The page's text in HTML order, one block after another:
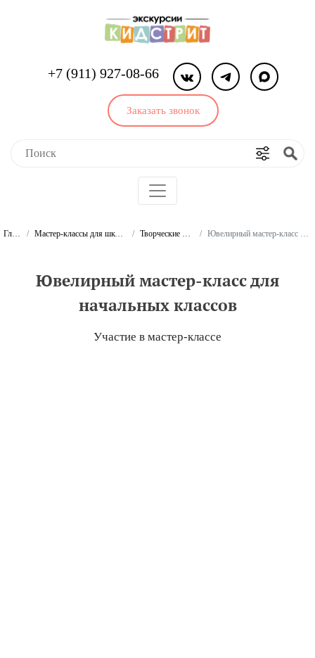
+7 (911) 927-08-66
Заказать звонок
Главная Мастер-классы для школьников и студентов Творческие мастер-классы Ювелирный мастер-класс для начальных классов
Ювелирный мастер-класс для
начальных классов
Участие в мастер-классе